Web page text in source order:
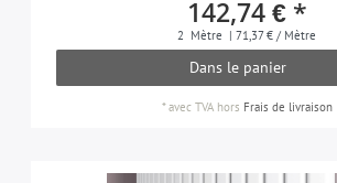
142,74 € *
2 Mètre | 71,37 € / Mètre
Dans le panier
*avec TVAhors Frais de livraison